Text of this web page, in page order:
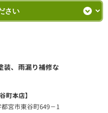
装、雨漏り補修な
町本店】
宮市東谷町649－1